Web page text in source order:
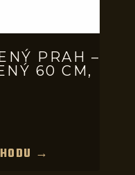
PRAH –
60 CM,
→